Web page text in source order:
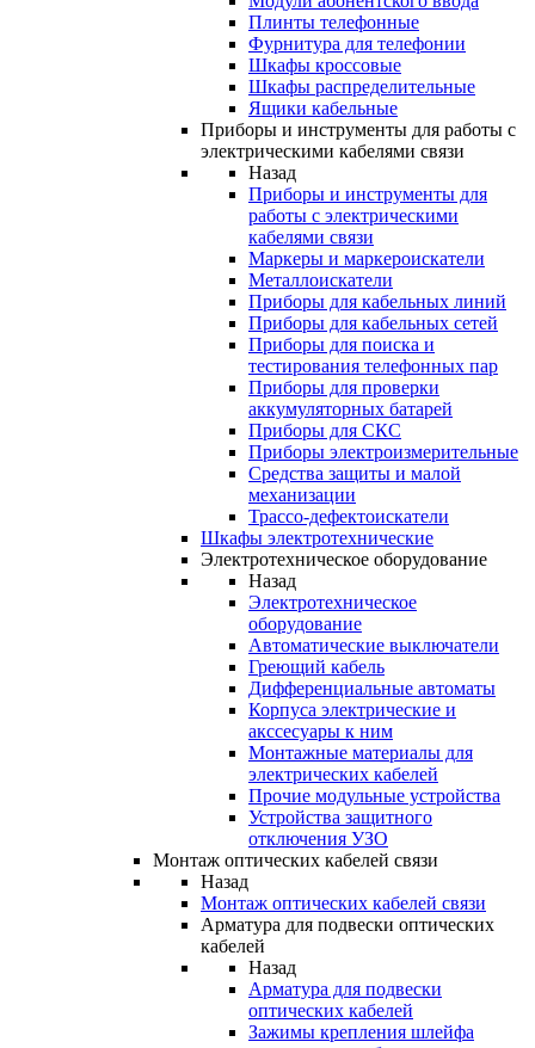
Плинты телефонные
Фурнитура для телефонии
Шкафы кроссовые
Шкафы распределительные
Ящики кабельные
Приборы и инструменты для работы с
электрическими кабелями связи
Назад
Приборы и инструменты для
работы с электрическими
кабелями связи
Маркеры и маркероискатели
Металлоискатели
Приборы для кабельных линий
Приборы для кабельных сетей
Приборы для поиска и
тестирования телефонных пар
Приборы для проверки
аккумуляторных батарей
Приборы для СКС
Приборы электроизмерительные
Средства защиты и малой
механизации
Трассо-дефектоискатели
Шкафы электротехнические
Электротехническое оборудование
Назад
Электротехническое
оборудование
Автоматические выключатели
Греющий кабель
Дифференциальные автоматы
Корпуса электрические и
акссесуары к ним
Монтажные материалы для
электрических кабелей
Прочие модульные устройства
Устройства защитного
отключения УЗО
Монтаж оптических кабелей связи
Назад
Монтаж оптических кабелей связи
Арматура для подвески оптических
кабелей
Назад
Арматура для подвески
оптических кабелей
Зажимы крепления шлейфа